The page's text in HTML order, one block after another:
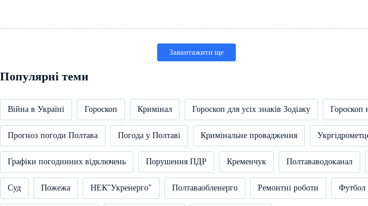
Завантажити ще
Популярні теми
Війна в Україні Гороскоп Кримінал Гороскоп для усіх знаків Зодіаку Гороскоп
Прогноз погоди Полтава Погода у Полтаві Кримінальне провадження
Графіки погодинних відключень Порушення ПДР Кременчук Полтававодоканал
Суд Пожежа НЕК"Укренерго" Полтаваобленерго Ремонтні роботи Футбол